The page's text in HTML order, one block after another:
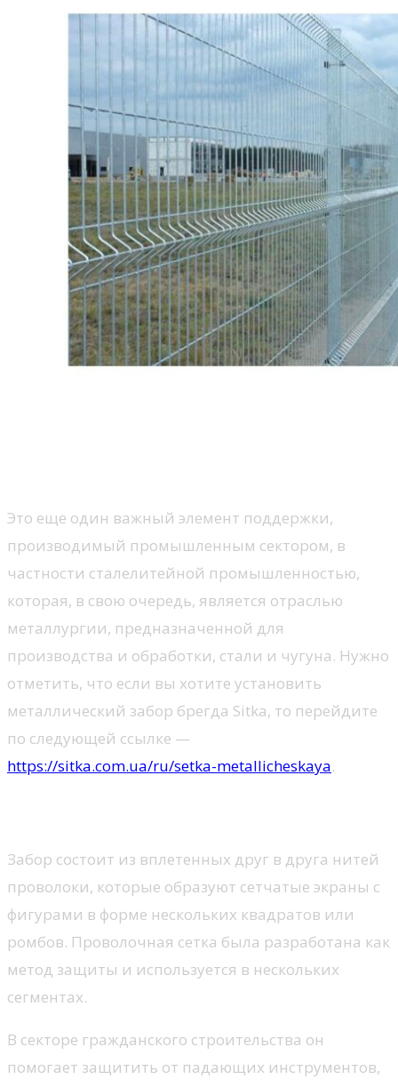
Это еще один важный элемент поддержки,
производимый промышленным сектором, в
частности сталелитейной промышленностью,
которая, в свою очередь, является отраслью
металлургии, предназначенной для
производства и обработки, стали и чугуна. Нужно
отметить, что если вы хотите установить
металлический забор брегда Sitka, то перейдите
по следующей ссылке —
https://sitka.com.ua/ru/setka-metallicheskaya.
Забор состоит из вплетенных друг в друга нитей
проволоки, которые образуют сетчатые экраны с
фигурами в форме нескольких квадратов или
ромбов. Проволочная сетка была разработана как
метод защиты и используется в нескольких
сегментах.
В секторе гражданского строительства он
помогает защитить от падающих инструментов,